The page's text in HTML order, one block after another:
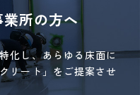
所の方へ
化し、あらゆる床面に
リート」を ご提案させ